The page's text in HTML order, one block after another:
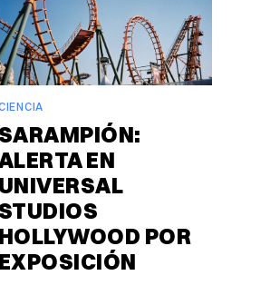
SARAMPIÓN:
EN
UNIVERSAL
STUDIOS
HOLLYWOOD POR
EXPOSICIÓN